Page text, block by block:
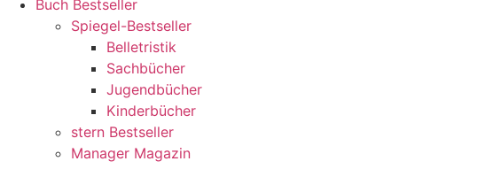
Buch Bestseller
Spiegel-Bestseller
Belletristik
Sachbücher
Jugendbücher
Kinderbücher
stern Bestseller
Manager Magazin